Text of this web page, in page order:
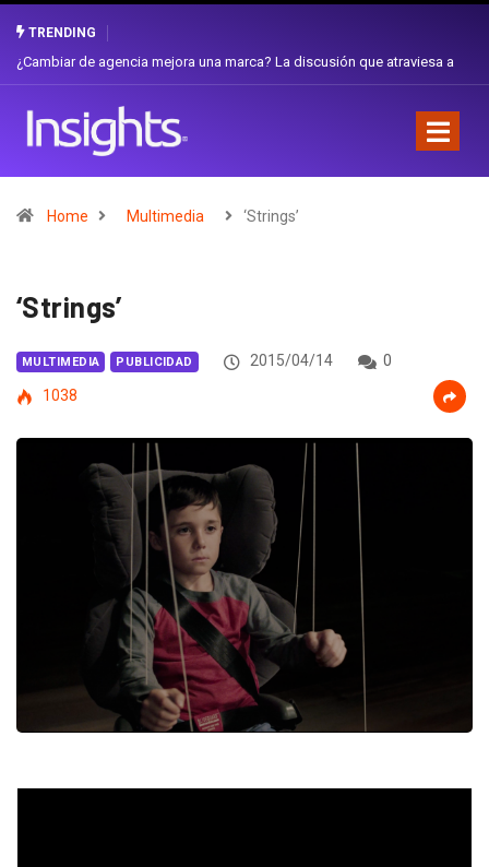
TRENDING
Gabriela Herrera y el arte de cambiarse el sombrero en Corporación
Home Multimedia ‘Strings’
‘Strings’
MULTIMEDIA PUBLICIDAD 2015/04/14
0
1038